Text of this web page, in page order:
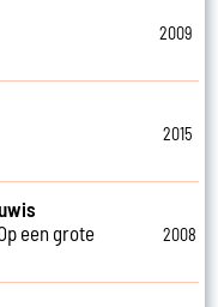
2009
2015
een grote
2008